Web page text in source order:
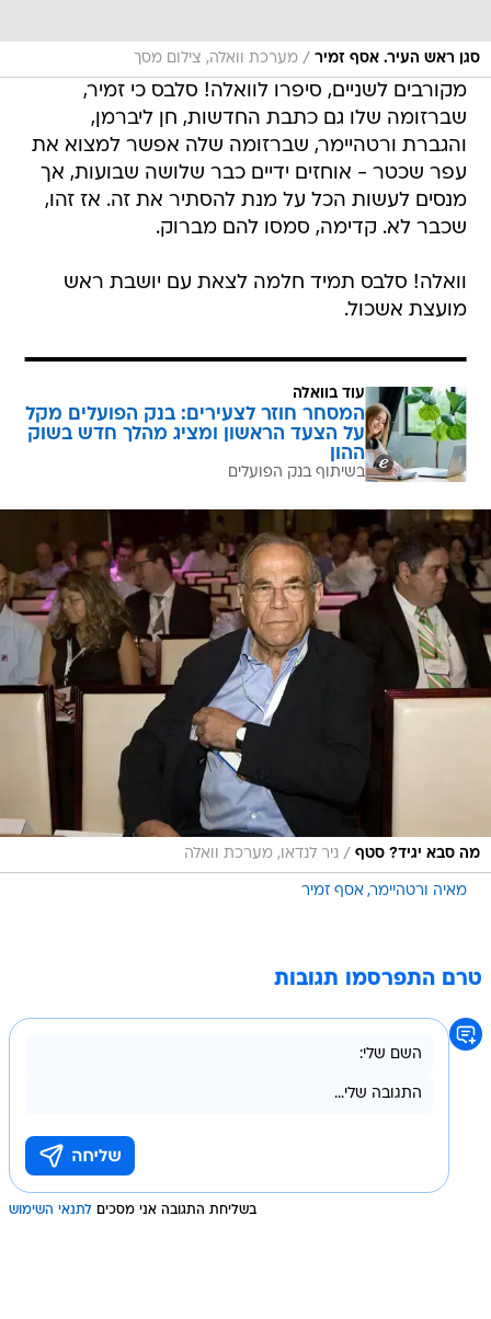
סגן ראש העיר. אסף זמיר / מערכת וואלה, צילום מסך
מקורבים לשניים, סיפרו לוואלה! סלבס כי זמיר,
שברזומה שלו גם כתבת החדשות, חן ליברמן,
והגברת ורטהיימר, שברזומה שלה אפשר למצוא את
עפר שכטר - אוחזים ידיים כבר שלושה שבועות, אך
מנסים לעשות הכל על מנת להסתיר את זה. אז זהו,
שכבר לא. קדימה, סמסו להם מברוק.
וואלה! סלבס תמיד חלמה לצאת עם יושבת ראש
מועצת אשכול.
עוד בוואלה
המסחר חוזר לצעירים: בנק הפועלים מקל
על הצעד הראשון ומציג מהלך חדש בשוק
ההון
בשיתוף בנק הפועלים
מה סבא יגיד? סטף / ניר לנדאו, מערכת וואלה
מאיה ורטהיימר אסף זמיר
טרם התפרסמו תגובות
בשליחת התגובה אני מסכים לתנאי השימוש